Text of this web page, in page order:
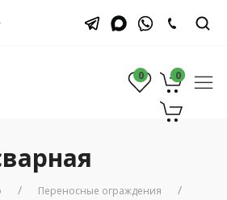
0 0
0
Переносные ограждения